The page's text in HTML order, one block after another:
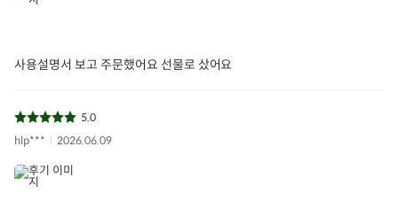
사용설명서 보고 주문했어요 선물로 샀어요
5.0
hlp***
2026.06.09